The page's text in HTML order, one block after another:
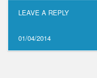
LEAVE A REPLY
01/04/2014